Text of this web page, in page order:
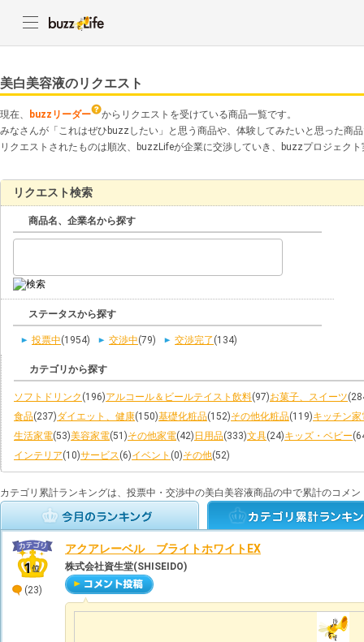
美白美容液のリクエスト
現在、 buzzリーダー
からリクエストを受けている商品一覧です。
みなさんが「これはぜひbuzzしたい」と思う商品や、体験してみたいと思った商
リクエストされたものは順次、buzzLifeが企業に交渉していき、buzzプロジェク
リクエスト検索
商品名、企業名から探す
ステータスから探す
投票中(1954) 交渉中(79) 交渉完了 (134)
カテゴリから探す
ソフトドリンク (196)アルコール＆ビールテイスト飲料(97)お菓子、スイーツ
食品(237)ダイエット、健康(150)基礎化粧品(152)その他化粧品(119)キッチン家
生活家電(53)美容家電(51)その他家電(42) 日用品(333)文具(24)キッズ・ベビー
インテリア(10)サービス(6)イベント (0)その他(52)
カテゴリ累計ランキングは、投票中・交渉中の美白美容液商品の中で累計のコメ
(23)
アクアレーベル ブライトホワイトEX
株式会社資生堂(SHISEIDO)